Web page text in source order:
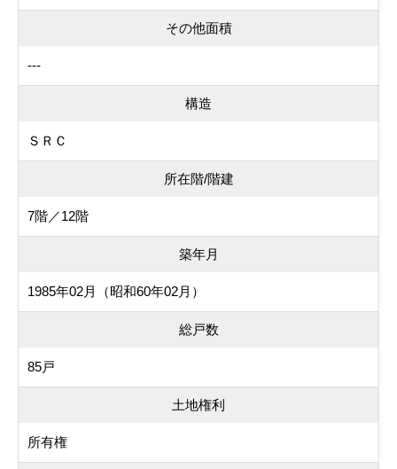
その他面積
---
構造
ＳＲＣ
所在階/階建
7階／12階
築年月
1985年02月（昭和60年02月）
総戸数
85戸
土地権利
所有権